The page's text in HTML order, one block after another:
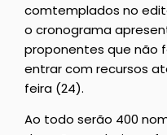
comtemplados no
o cronograma
proponentes que não
entrar com recursos
feira (24).
Ao todo serão 400